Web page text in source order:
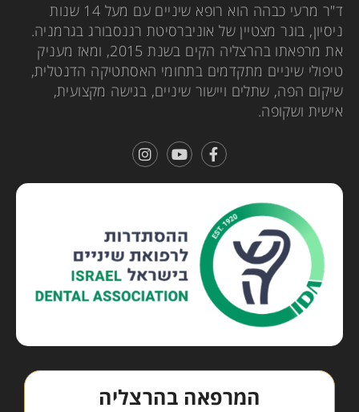
ד"ר מרעי כבהה הוא רופא שיניים עם מעל 14 שנות
ניסיון, בוגר מצטיין של אוניברסיטת רגנסבורג בגרמניה.
את מרפאתו בהרצליה הקים בשנת 2015, ומאז מעניק
טיפולי שיניים מתקדמים בתחומי האסתטיקה הדנטלית,
שיקום הפה, שתלים ויישור שיניים, בגישה מקצועית,
אישית ושקופה.
המרפאה בהרצליה